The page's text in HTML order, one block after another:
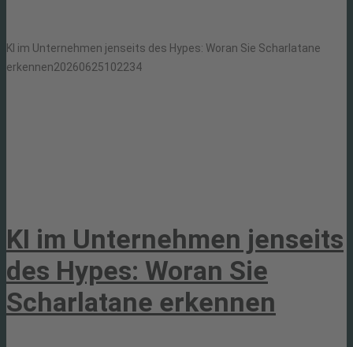
KI im Unternehmen jenseits des Hypes: Woran Sie Scharlatane
erkennen20260625102234
KI im Unternehmen jenseits
des Hypes: Woran Sie
Scharlatane erkennen